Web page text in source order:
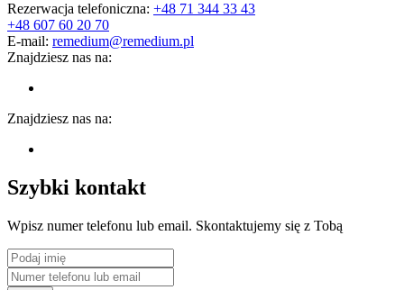
Rezerwacja telefoniczna: +48 71 344 33 43
+48 607 60 20 70
E-mail: remedium@remedium.pl
Znajdziesz nas na:
Znajdziesz nas na:
Szybki kontakt
Wpisz numer telefonu lub email. Skontaktujemy się z Tobą